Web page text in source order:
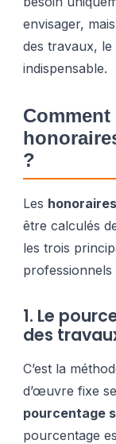
envisager,
des travaux,
indispensable.
?
Les
être calculés
les trois
professionnels
1. Le
des
C’est la
d’œuvre fixe
pourcentage
pourcentage